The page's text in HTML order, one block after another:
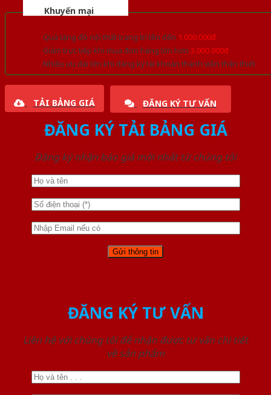
Khuyến mại
Quà tặng đồ nội thất trang trí lên đến 1.000.000đ
Giảm trực tiếp khi mua đơn hàng lớn hơn 3.000.000đ
Nhiều ưu đãi lớn khi đăng ký tài khoản thành viên thân thiết
TẢI BẢNG GIÁ ĐĂNG KÝ TƯ VẤN
ĐĂNG KÝ TẢI BẢNG GIÁ
Đăng ký nhận báo giá mới nhất từ chúng tôi
ĐĂNG KÝ TƯ VẤN
Liên hệ với chúng tôi để nhận được tư vấn chi tiết
về sản phẩm